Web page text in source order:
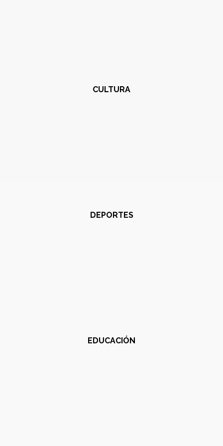
CULTURA
DEPORTES
EDUCACIÓN